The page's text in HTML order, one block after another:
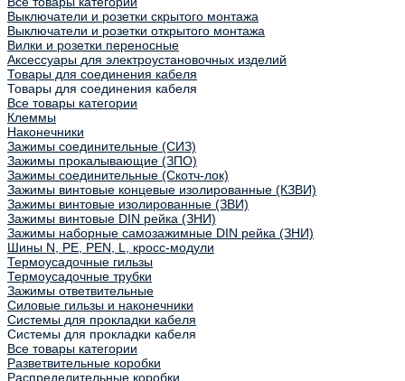
Выключатели и розетки скрытого монтажа
Выключатели и розетки открытого монтажа
Вилки и розетки переносные
Аксессуары для электроустановочных изделий
Товары для соединения кабеля
Товары для соединения кабеля
Все товары категории
Клеммы
Наконечники
Зажимы соединительные (СИЗ)
Зажимы прокалывающие (ЗПО)
Зажимы соединительные (Скотч-лок)
Зажимы винтовые концевые изолированные (КЗВИ)
Зажимы винтовые изолированные (ЗВИ)
Зажимы винтовые DIN рейка (ЗНИ)
Зажимы наборные самозажимные DIN рейка (ЗНИ)
Шины N, PE, PEN, L, кросс-модули
Термоусадочные гильзы
Термоусадочные трубки
Зажимы ответвительные
Силовые гильзы и наконечники
Системы для прокладки кабеля
Системы для прокладки кабеля
Все товары категории
Разветвительные коробки
Распределительные коробки